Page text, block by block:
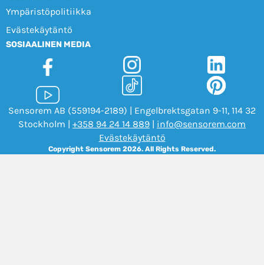
Ympäristöpolitiikka
Evästekäytäntö
SOSIAALINEN MEDIA
Sensorem AB (559194-2189) | Engelbrektsgatan 9-11, 114 32
Stockholm | +358 94 24 14 889 | info@sensorem.com
Evästekäytäntö
Copyright Sensorem 2026. All Rights Reserved.